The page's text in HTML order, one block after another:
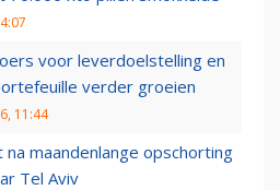
voor leverdoelstelling en
verder groeien
11:44
na maandenlange opschorting
Tel Aviv